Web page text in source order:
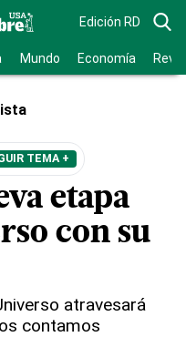
Edición RD
Mundo Economía
TEMA +
etapa
con su
atravesará
contamos